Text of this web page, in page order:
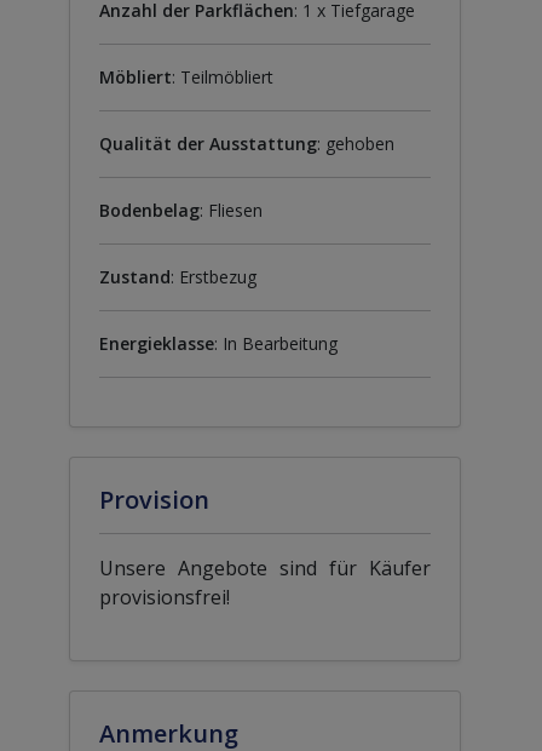
Anzahl der Parkflächen: 1 x Tiefgarage
Möbliert: Teilmöbliert
Qualität der Ausstattung: gehoben
Bodenbelag: Fliesen
Zustand: Erstbezug
Energieklasse: In Bearbeitung
Provision
Unsere Angebote sind für Käufer
provisionsfrei!
Anmerkung